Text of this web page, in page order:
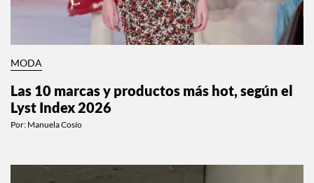
MODA
Las 10 marcas y productos más hot, según el
Lyst Index 2026
Por: Manuela Cosío